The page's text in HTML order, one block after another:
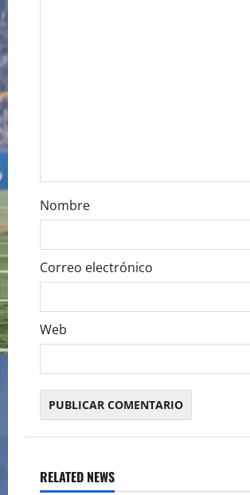
n
Nombre
Correo electrónico
Web
RELATED NEWS